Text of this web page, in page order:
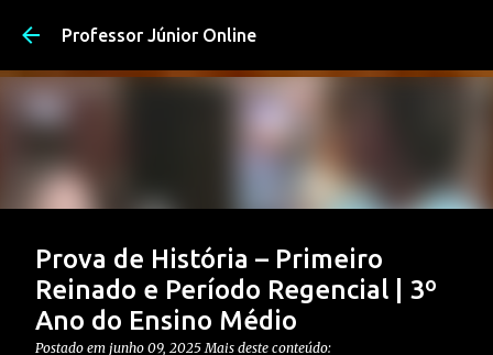
Professor Júnior Online
Prova de História – Primeiro
Reinado e Período Regencial | 3º
Ano do Ensino Médio
Postado em junho 09, 2025Mais deste conteúdo: